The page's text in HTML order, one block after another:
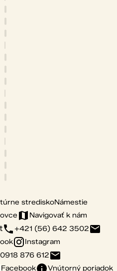
strediskoNámestie
Navigovať k nám
+421 (56) 642 3502
Instagram
0918 876 612
Facebook Vnútorný poriadok